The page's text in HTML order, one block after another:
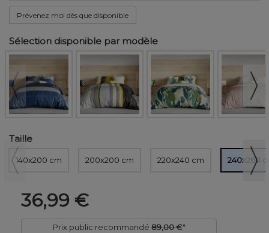
Prévenez moi dès que disponible
Sélection disponible par modèle
Taille
140x200 cm 200x200 cm 220x240 cm 240x260
36,99 €
Prix public recommandé 89,00 €*